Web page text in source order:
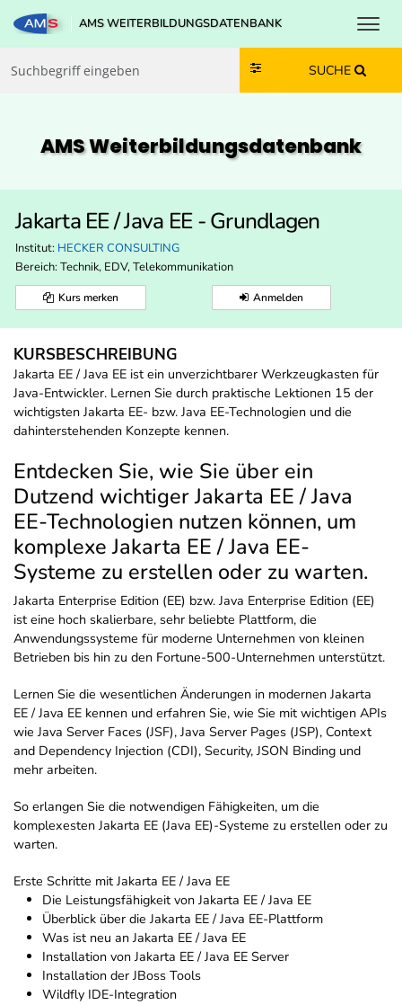
Zum Inhalt springen
Zum Navmenü springen
Zur Suche springen
Zur Footer springen
AMS WEITERBILDUNGSDATENBANK
SUCHE
AMS Weiterbildungs­datenbank
Jakarta EE / Java EE - Grundlagen
Institut: HECKER CONSULTING
Bereich: Technik, EDV, Telekommunikation
Kurs merken Anmelden
KURSBESCHREIBUNG
Jakarta EE / Java EE ist ein unverzichtbarer Werkzeugkasten für
Java-Entwickler. Lernen Sie durch praktische Lektionen 15 der
wichtigsten Jakarta EE- bzw. Java EE-Technologien und die
dahinterstehenden Konzepte kennen.
Entdecken Sie, wie Sie über ein
Dutzend wichtiger Jakarta EE / Java
EE-Technologien nutzen können, um
komplexe Jakarta EE / Java EE-
Systeme zu erstellen oder zu warten.
Jakarta Enterprise Edition (EE) bzw. Java Enterprise Edition (EE)
ist eine hoch skalierbare, sehr beliebte Plattform, die
Anwendungssysteme für moderne Unternehmen von kleinen
Betrieben bis hin zu den Fortune-500-Unternehmen unterstützt.
Lernen Sie die wesentlichen Änderungen in modernen Jakarta
EE / Java EE kennen und erfahren Sie, wie Sie mit wichtigen APIs
wie Java Server Faces (JSF), Java Server Pages (JSP), Context
and Dependency Injection (CDI), Security, JSON Binding und
mehr arbeiten.
So erlangen Sie die notwendigen Fähigkeiten, um die
komplexesten Jakarta EE (Java EE)-Systeme zu erstellen oder zu
warten.
Erste Schritte mit Jakarta EE / Java EE
Die Leistungsfähigkeit von Jakarta EE / Java EE
Überblick über die Jakarta EE / Java EE-Plattform
Was ist neu an Jakarta EE / Java EE
Installation von Jakarta EE / Java EE Server
Installation der JBoss Tools
Wildfly IDE-Integration